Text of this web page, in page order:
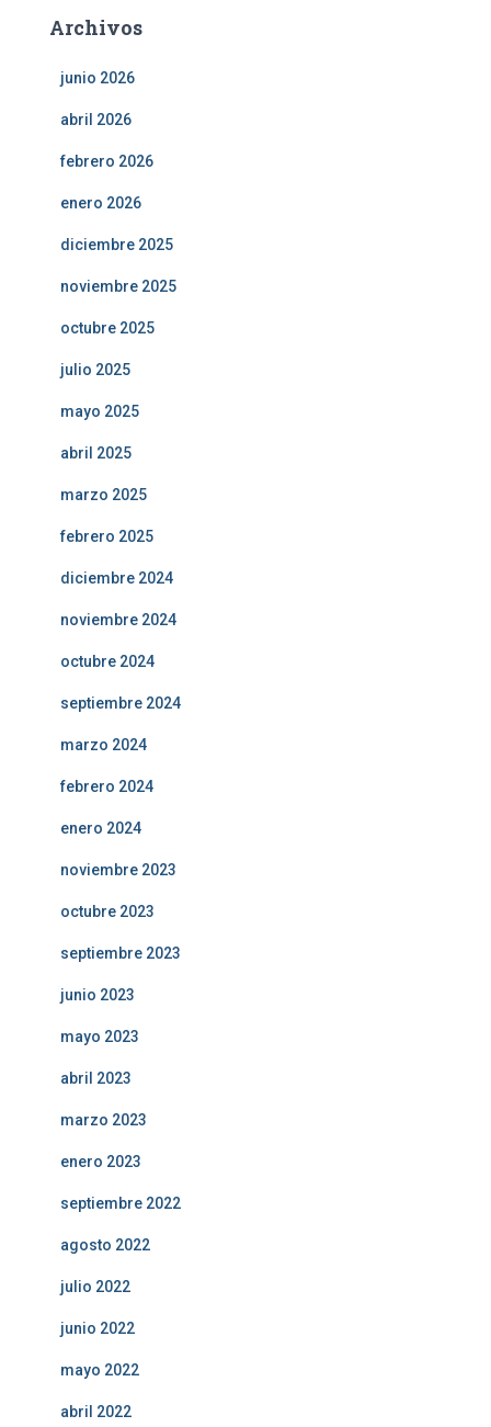
Archivos
junio 2026
abril 2026
febrero 2026
enero 2026
diciembre 2025
noviembre 2025
octubre 2025
julio 2025
mayo 2025
abril 2025
marzo 2025
febrero 2025
diciembre 2024
noviembre 2024
octubre 2024
septiembre 2024
marzo 2024
febrero 2024
enero 2024
noviembre 2023
octubre 2023
septiembre 2023
junio 2023
mayo 2023
abril 2023
marzo 2023
enero 2023
septiembre 2022
agosto 2022
julio 2022
junio 2022
mayo 2022
abril 2022